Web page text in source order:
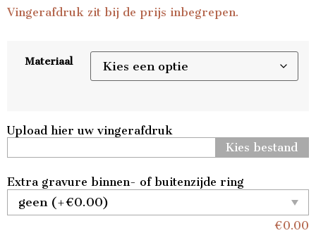
Vingerafdruk zit bij de prijs inbegrepen.
Materiaal
Upload hier uw vingerafdruk
Kies bestand
Extra gravure binnen- of buitenzijde ring
€0.00